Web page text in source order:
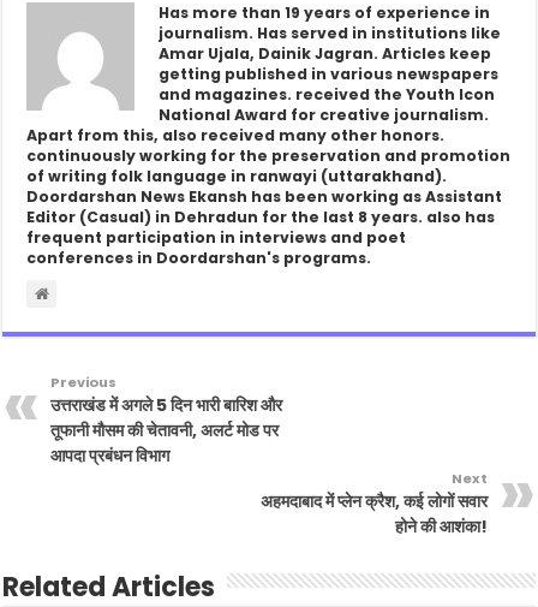
Has more than 19 years of experience in
journalism. Has served in institutions like
Amar Ujala, Dainik Jagran. Articles keep
getting published in various newspapers
and magazines. received the Youth Icon
National Award for creative journalism.
Apart from this, also received many other honors.
continuously working for the preservation and promotion
of writing folk language in ranwayi (uttarakhand).
Doordarshan News Ekansh has been working as Assistant
Editor (Casual) in Dehradun for the last 8 years. also has
frequent participation in interviews and poet
conferences in Doordarshan's programs.
Previous
उत्तराखंड में अगले 5 दिन भारी बारिश और
तूफानी मौसम की चेतावनी, अलर्ट मोड पर
आपदा प्रबंधन विभाग
Next
अहमदाबाद में प्लेन क्रैश, कई लोगों सवार
होने की आशंका!
Related Articles